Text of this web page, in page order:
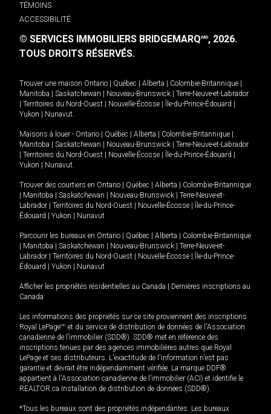
TÉMOINS
ACCESSIBILITÉ
© SERVICES IMMOBILIERS BRIDGEMARQMD, 2026.
TOUS DROITS RÉSERVÉS.
Trouver une maison Ontario Québec Alberta Colombie-Britannique
Manitoba
Saskatchewan Nouveau-Brunswick
Terre-Neuve-et-Labrador
Territoires du Nord-Ouest Nouvelle-Écosse Île-du-Prince-Édouard
Yukon
Nunavut.
Maisons à louer - Ontario Québec Alberta Colombie-Britannique
Manitoba
Saskatchewan Nouveau-Brunswick
Terre-Neuve-et-Labrador
Territoires du Nord-Ouest Nouvelle-Écosse Île-du-Prince-Édouard
Yukon
Nunavut.
Trouver des courtiers en Ontario Québec Alberta
Colombie-Britannique
Manitoba Saskatchewan Nouveau-Brunswick
Terre-Neuve-et-
Labrador
Territoires du Nord-Ouest Nouvelle-Écosse
Île-du-Prince-
Édouard
Yukon Nunavut
Parcourir les bureaux en Ontario Québec Alberta
Colombie-Britannique
Manitoba Saskatchewan Nouveau-Brunswick
Terre-Neuve-et-
Labrador
Territoires du Nord-Ouest Nouvelle-Écosse
Île-du-Prince-
Édouard
Yukon Nunavut
Afficher les propriétés résidentielles au Canada
Dernières inscriptions au
Canada
Les informations des propriétés sur ce site proviennent des inscriptions
Royal LePageMD et du service de distribution de données de l'Association
canadienne de l’immobilier (SDD®). SDD® met en référence des
inscriptions tenues par des agences immobilières autres que Royal
LePage et ses distributeurs. L'exactitude de l'information n'est pas
garantie et devrait être indépendamment vérifiée. La marque DDF®
appartient à l'Association canadienne de l’immobilier (ACI) et identifie le
REALTOR.ca Installation de distribution de données (SDD®).
*Tous les bureaux sont des propriétés indépendantes. Les bureaux